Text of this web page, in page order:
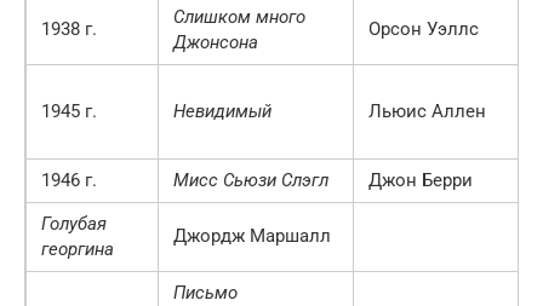
1938 г.
Слишком много
Джонсона
Орсон Уэллс
1945 г. Невидимый Льюис Аллен
1946 г.
Мисс Сьюзи Слэгл
Джон Берри
Голубая
георгина
Джордж Маршалл
Письмо